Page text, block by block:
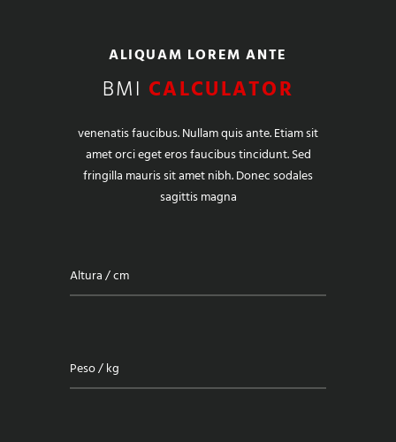
ALIQUAM LOREM ANTE
BMI CALCULATOR
venenatis faucibus. Nullam quis ante. Etiam sit
amet orci eget eros faucibus tincidunt. Sed
fringilla mauris sit amet nibh. Donec sodales
sagittis magna